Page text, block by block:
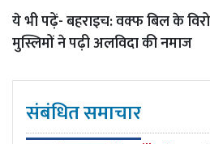
ये भी पढ़ें-बहराइच: वक्फ बिल के
मुस्लिमों ने पढ़ी अलविदा की नमाज
संबंधित समाचार